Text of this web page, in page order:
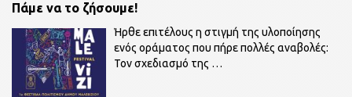
Πάμε να το ζήσουμε!
Ήρθε επιτέλους η στιγμή της υλοποίησης
ενός οράματος που πήρε πολλές αναβολές:
Τον σχεδιασμό της …